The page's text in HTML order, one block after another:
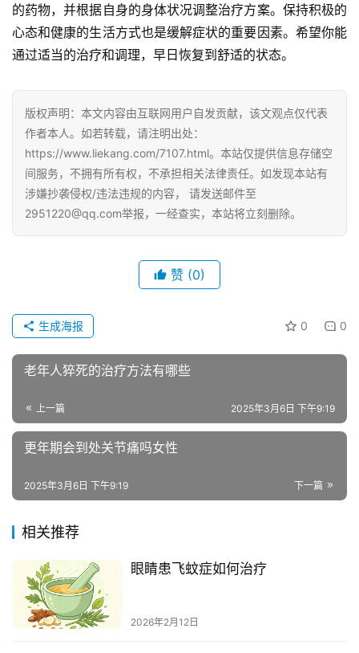
的药物，并根据自身的身体状况调整治疗方案。保持积极的
心态和健康的生活方式也是缓解症状的重要因素。希望你能
通过适当的治疗和调理，早日恢复到舒适的状态。
版权声明：本文内容由互联网用户自发贡献，该文观点仅代表
作者本人。如若转载，请注明出处：
https://www.liekang.com/7107.html。本站仅提供信息存储空
间服务，不拥有所有权，不承担相关法律责任。如发现本站有
涉嫌抄袭侵权/违法违规的内容， 请发送邮件至
2951220@qq.com举报，一经查实，本站将立刻删除。
赞 (0)
0 0
生成海报
老年人猝死的治疗方法有哪些
上一篇 2025年3月6日 下午9:19
更年期会到处关节痛吗女性
下一篇
2025年3月6日 下午9:19
相关推荐
眼睛患飞蚊症如何治疗
2026年2月12日